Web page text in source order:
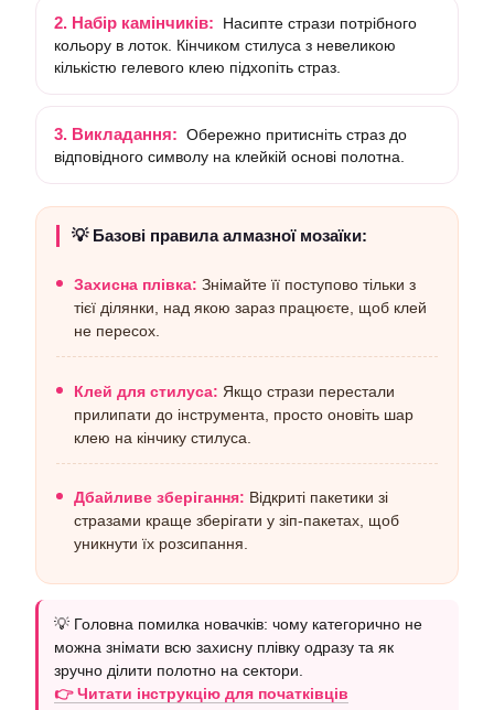
2. Набір камінчиків:
Насипте стрази потрібного
кольору в лоток. Кінчиком стилуса з невеликою
кількістю гелевого клею підхопіть страз.
3. Викладання: Обережно притисніть страз до
відповідного символу на клейкій основі полотна.
💡 Базові правила алмазної мозаїки:
Захисна плівка: Знімайте її поступово тільки з
тієї ділянки, над якою зараз працюєте, щоб клей
не пересох.
Клей для стилуса: Якщо стрази перестали
прилипати до інструмента, просто оновіть шар
клею на кінчику стилуса.
Дбайливе зберігання: Відкриті пакетики зі
стразами краще зберігати у зіп-пакетах, щоб
уникнути їх розсипання.
💡 Головна помилка новачків: чому категорично не
можна знімати всю захисну плівку одразу та як
зручно ділити полотно на сектори.
👉 Читати інструкцію для початківців